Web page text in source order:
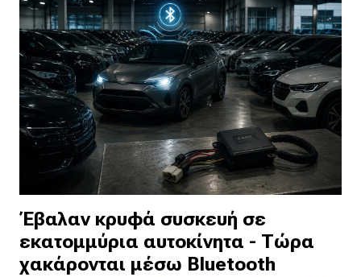
Έβαλαν κρυφά συσκευή σε
εκατομμύρια αυτοκίνητα - Τώρα
χακάρονται μέσω Bluetooth